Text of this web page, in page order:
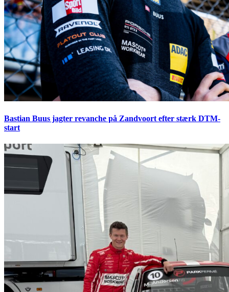
Bastian Buus jagter revanche på Zandvoort efter stærk DTM-
start